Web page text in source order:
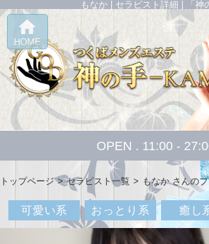
もなか | セラピスト詳細 | 「神
OPEN . 11:00 -
home
HOME
トップページ セラピスト一覧 もなか さんの
可愛い系 おっとり系 癒し